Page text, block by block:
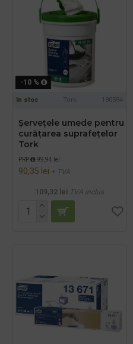
-10 %
In stoc Tork 190594
Șervețele umede pentru
curățarea suprafețelor
Tork
PRP 99,94 lei
90,35 lei + TVA
109,32 lei TVA inclus